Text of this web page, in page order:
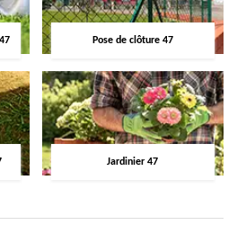
Pose de clôture 47
Jardinier 47